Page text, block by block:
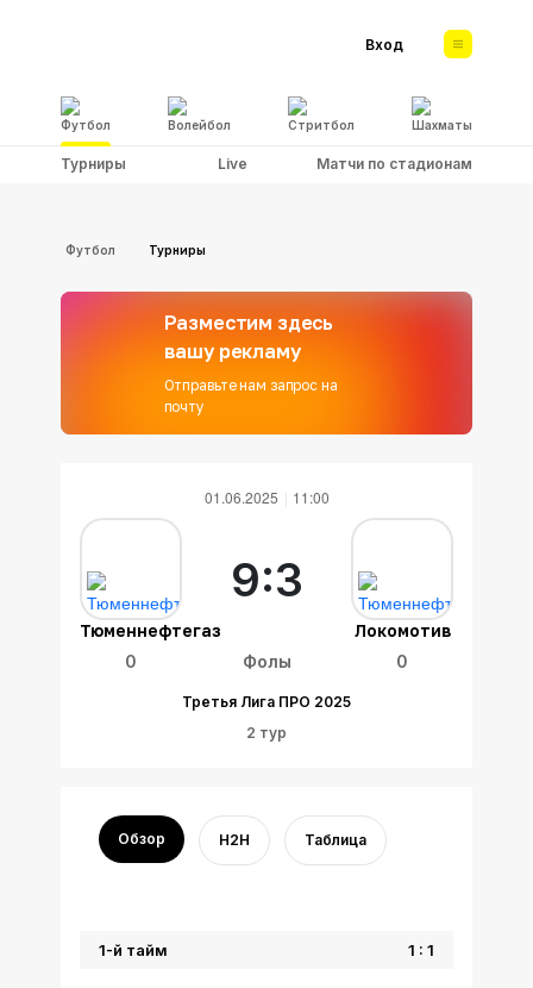
Футбол Волейбол Стритбол Шахматы
Вход
Турниры Live Матчи по стадионам
Футбол Турниры
Разместим здесь
вашу рекламу
Отправьте нам запрос на
почту
01.06.2025 11:00
Тюменнефтегаз Локомотив
9:3
Третья Лига ПРО 2025
2 тур
Фолы
0 0
Обзор H2H Таблица
1-й тайм 1 : 1